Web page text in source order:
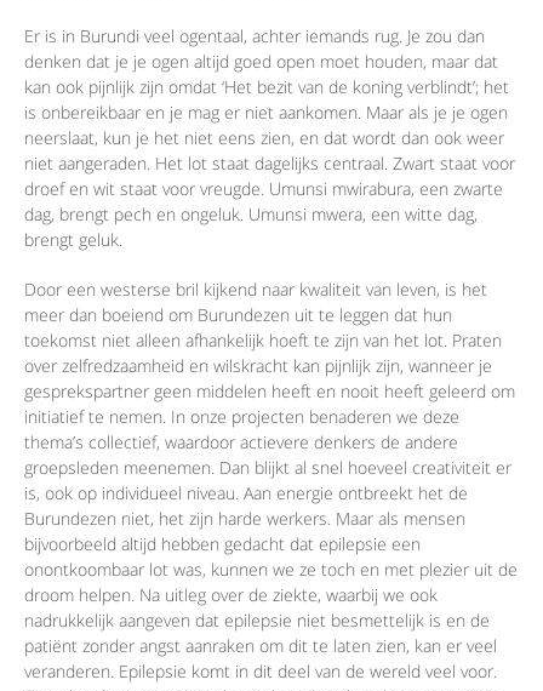
Er is in Burundi veel ogentaal, achter iemands rug. Je zou dan
denken dat je je ogen altijd goed open moet houden, maar dat
kan ook pijnlijk zijn omdat ‘Het bezit van de koning verblindt’; het
is onbereikbaar en je mag er niet aankomen. Maar als je je ogen
neerslaat, kun je het niet eens zien, en dat wordt dan ook weer
niet aangeraden. Het lot staat dagelijks centraal. Zwart staat voor
droef en wit staat voor vreugde. Umunsi mwirabura, een zwarte
dag, brengt pech en ongeluk. Umunsi mwera, een witte dag,
brengt geluk.
Door een westerse bril kijkend naar kwaliteit van leven, is het
meer dan boeiend om Burundezen uit te leggen dat hun
toekomst niet alleen afhankelijk hoeft te zijn van het lot. Praten
over zelfredzaamheid en wilskracht kan pijnlijk zijn, wanneer je
gesprekspartner geen middelen heeft en nooit heeft geleerd om
initiatief te nemen. In onze projecten benaderen we deze
thema’s collectief, waardoor actievere denkers de andere
groepsleden meenemen. Dan blijkt al snel hoeveel creativiteit er
is, ook op individueel niveau. Aan energie ontbreekt het de
Burundezen niet, het zijn harde werkers. Maar als mensen
bijvoorbeeld altijd hebben gedacht dat epilepsie een
onontkoombaar lot was, kunnen we ze toch en met plezier uit de
droom helpen. Na uitleg over de ziekte, waarbij we ook
nadrukkelijk aangeven dat epilepsie niet besmettelijk is en de
patiënt zonder angst aanraken om dit te laten zien, kan er veel
veranderen. Epilepsie komt in dit deel van de wereld veel voor.